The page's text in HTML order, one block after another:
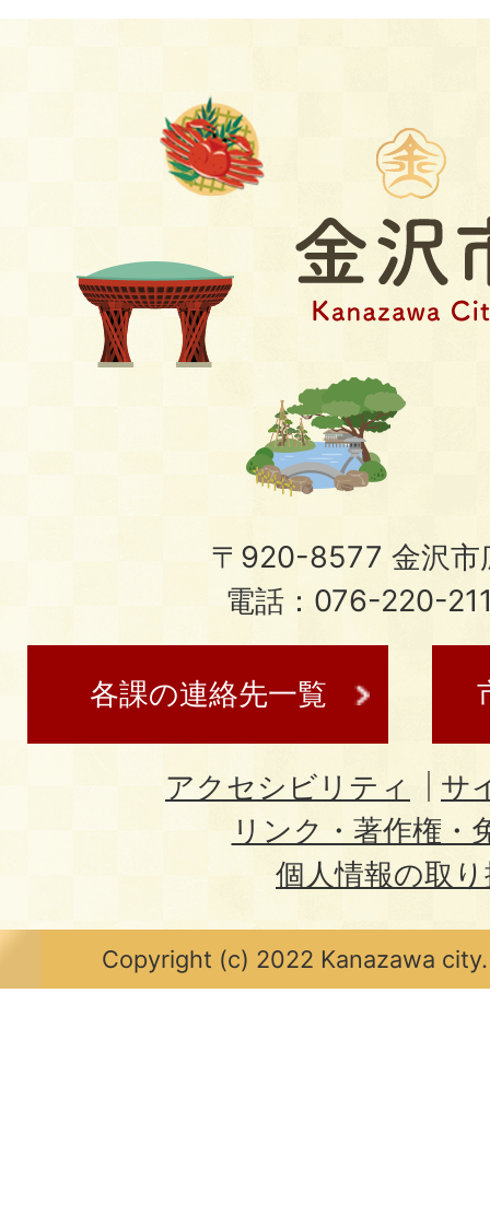
〒920-8577 金沢市
電話：076-220-
各課の連絡先一覧
アクセシビリティ
サ
リンク・著作権・
個人情報の取
Copyright (c) 2022 Kanazawa